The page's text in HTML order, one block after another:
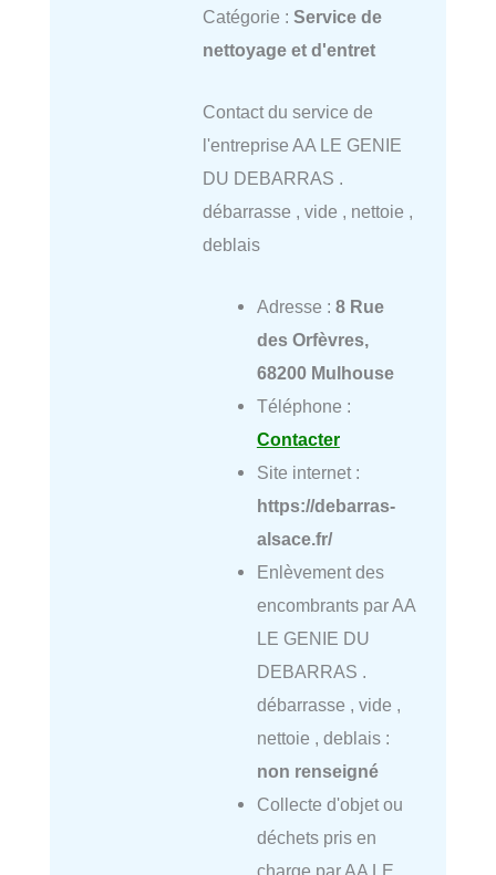
Catégorie : Service de
nettoyage et d'entret
Contact du service de
l'entreprise AA LE GENIE
DU DEBARRAS .
débarrasse , vide , nettoie ,
deblais
Adresse : 8 Rue
des Orfèvres,
68200 Mulhouse
Téléphone :
Contacter
Site internet :
https://debarras-
alsace.fr/
Enlèvement des
encombrants par AA
LE GENIE DU
DEBARRAS .
débarrasse , vide ,
nettoie , deblais :
non renseigné
Collecte d'objet ou
déchets pris en
charge par AA LE